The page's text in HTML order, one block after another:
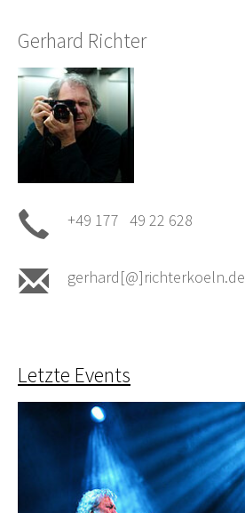
Gerhard Richter
+49 177 49 22 628
gerhard[@]richterkoeln.de
Letzte Events